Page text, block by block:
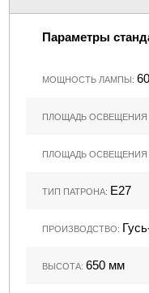
Параметры
МОЩНОСТЬ ЛАМПЫ:
ПЛОЩАДЬ
ПЛОЩАДЬ ОСВЕЩЕНИЯ
ТИП ПАТРОНА: Е27
ПРОИЗВОДСТВО:
ВЫСОТА:650 мм